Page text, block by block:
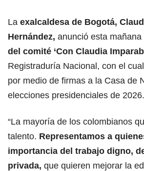
La exalcaldesa de Bogotá,
Hernández, anunció esta mañana
del comité ‘Con Claudia
Registraduría Nacional, con el
por medio de firmas a la Casa de
elecciones presidenciales de 2026.
“La mayoría de los colombianos
talento. Representamos a
importancia del trabajo digno,
privada, que quieren mejorar la